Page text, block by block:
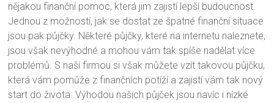
nějakou finanční pomoc, která jim zajistí lepší budoucnost.
Jednou z možností, jak se dostat ze špatné finanční situace
jsou pak půjčky. Některé půjčky, které na internetu naleznete,
jsou však nevýhodné a mohou vám tak spíše nadělat více
problémů. S naší firmou si však můžete vzít takovou půjčku,
která vám pomůže z finančních potíží a zajistí vám tak nový
start do života. Výhodou našich půjček jsou navíc i nízké